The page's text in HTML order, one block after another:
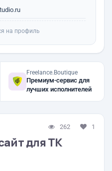
на профиль
Freelance.Boutique
Премиум-сервис для
лучших исполнителей
262 1
для ТК